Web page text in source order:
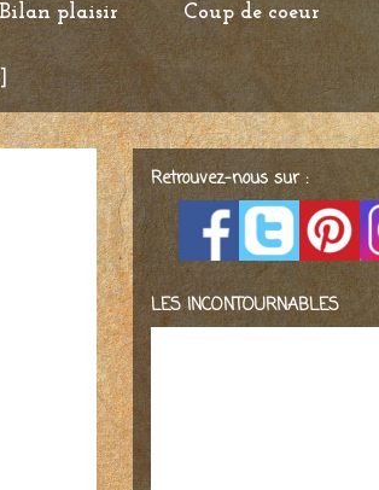
Bilan plaisir Coup de coeur
Retrouvez-nous sur :
LES INCONTOURNABLES